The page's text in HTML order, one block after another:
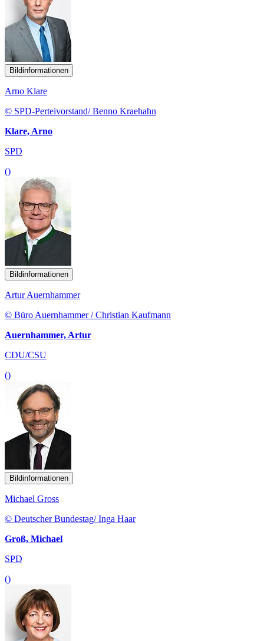
Bildinformationen
Arno Klare
© SPD-Perteivorstand/ Benno Kraehahn
Klare, Arno
SPD
()
Bildinformationen
Artur Auernhammer
© Büro Auernhammer / Christian Kaufmann
Auernhammer, Artur
CDU/CSU
()
Bildinformationen
Michael Gross
© Deutscher Bundestag/ Inga Haar
Groß, Michael
SPD
()